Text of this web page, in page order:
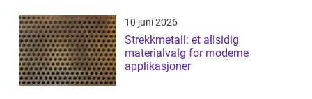
10 juni 2026
Strekkmetall: et allsidig
materialvalg for moderne
applikasjoner